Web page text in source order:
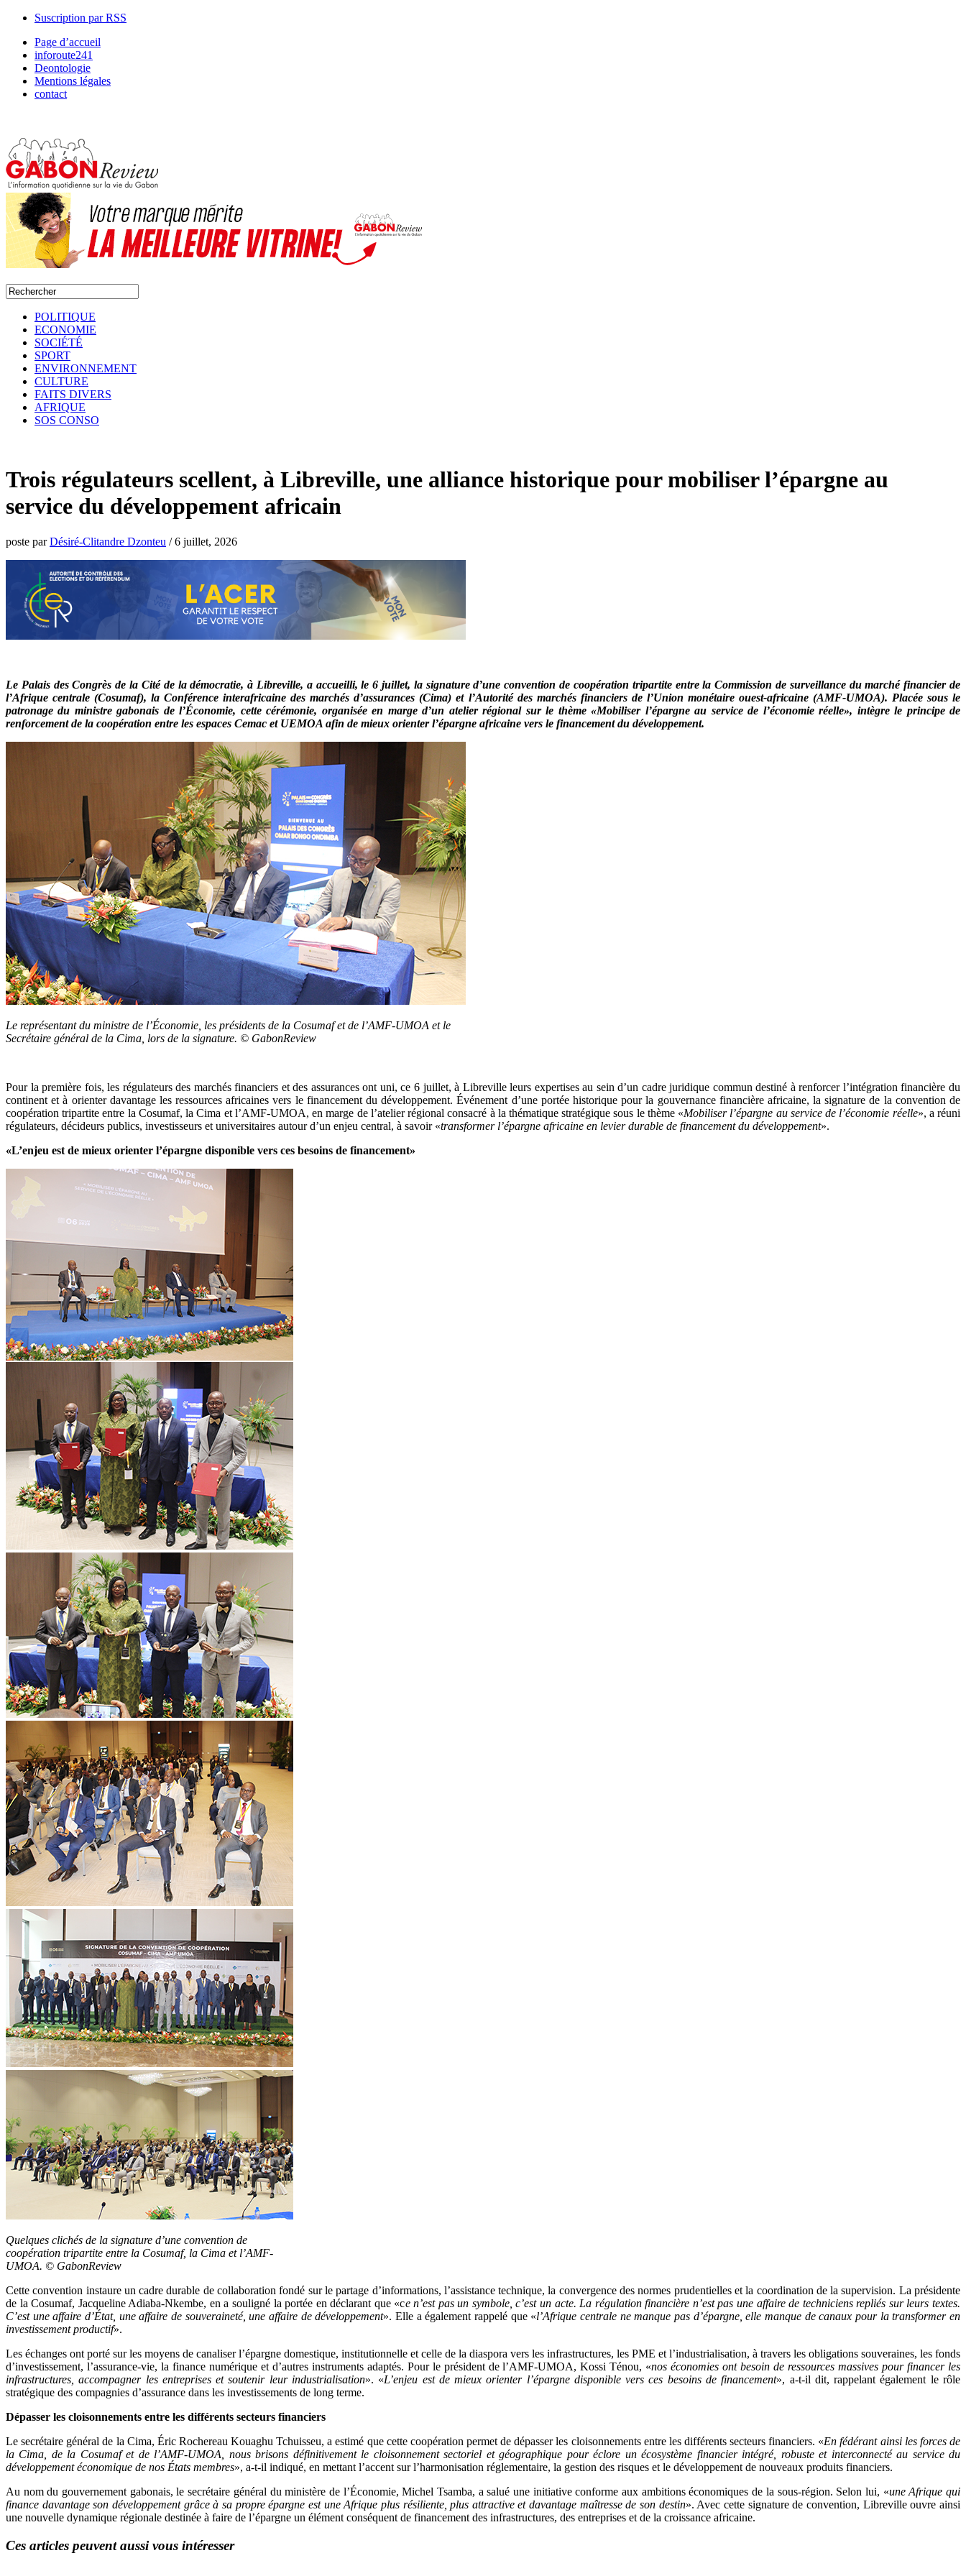
Suscription par RSS
Page d’accueil
inforoute241
Deontologie
Mentions légales
contact
POLITIQUE
ECONOMIE
SOCIÉTÉ
SPORT
ENVIRONNEMENT
CULTURE
FAITS DIVERS
AFRIQUE
SOS CONSO
Trois régulateurs scellent, à Libreville, une alliance historique pour mobiliser l’épargne au
service du développement africain
poste parDésiré-Clitandre Dzonteu /6 juillet, 2026
Le Palais des Congrès de la Cité de la démocratie, à Libreville, a accueilli, le 6 juillet, la signature d’une convention de coopération tripartite entre la Commission de surveillance du marché financier de
l’Afrique centrale (Cosumaf), la Conférence interafricaine des marchés d’assurances (Cima) et l’Autorité des marchés financiers de l’Union monétaire ouest-africaine (AMF-UMOA). Placée sous le
patronage du ministre gabonais de l’Économie, cette cérémonie, organisée en marge d’un atelier régional sur le thème «Mobiliser l’épargne au service de l’économie réelle», intègre le principe de
renforcement de la coopération entre les espaces Cemac et UEMOA afin de mieux orienter l’épargne africaine vers le financement du développement.
Le représentant du ministre de l’Économie, les présidents de la Cosumaf et de l’AMF-UMOA et le
Secrétaire général de la Cima, lors de la signature. © GabonReview
Pour la première fois, les régulateurs des marchés financiers et des assurances ont uni, ce 6 juillet, à Libreville leurs expertises au sein d’un cadre juridique commun destiné à renforcer l’intégration financière du
continent et à orienter davantage les ressources africaines vers le financement du développement. Événement d’une portée historique pour la gouvernance financière africaine, la signature de la convention de
coopération tripartite entre la Cosumaf, la Cima et l’AMF-UMOA, en marge de l’atelier régional consacré à la thématique stratégique sous le thème «Mobiliser l’épargne au service de l’économie réelle», a réuni
régulateurs, décideurs publics, investisseurs et universitaires autour d’un enjeu central, à savoir «transformer l’épargne africaine en levier durable de financement du développement».
«L’enjeu est de mieux orienter l’épargne disponible vers ces besoins de financement»
Quelques clichés de la signature d’une convention de
coopération tripartite entre la Cosumaf, la Cima et l’AMF-
UMOA. © GabonReview
Cette convention instaure un cadre durable de collaboration fondé sur le partage d’informations, l’assistance technique, la convergence des normes prudentielles et la coordination de la supervision. La présidente
de la Cosumaf, Jacqueline Adiaba-Nkembe, en a souligné la portée en déclarant que «ce n’est pas un symbole, c’est un acte. La régulation financière n’est pas une affaire de techniciens repliés sur leurs textes.
C’est une affaire d’État, une affaire de souveraineté, une affaire de développement». Elle a également rappelé que «l’Afrique centrale ne manque pas d’épargne, elle manque de canaux pour la transformer en
investissement productif».
Les échanges ont porté sur les moyens de canaliser l’épargne domestique, institutionnelle et celle de la diaspora vers les infrastructures, les PME et l’industrialisation, à travers les obligations souveraines, les fonds
d’investissement, l’assurance-vie, la finance numérique et d’autres instruments adaptés. Pour le président de l’AMF-UMOA, Kossi Ténou, «nos économies ont besoin de ressources massives pour financer les
infrastructures, accompagner les entreprises et soutenir leur industrialisation». «L’enjeu est de mieux orienter l’épargne disponible vers ces besoins de financement», a-t-il dit, rappelant également le rôle
stratégique des compagnies d’assurance dans les investissements de long terme.
Dépasser les cloisonnements entre les différents secteurs financiers
Le secrétaire général de la Cima, Éric Rochereau Kouaghu Tchuisseu, a estimé que cette coopération permet de dépasser les cloisonnements entre les différents secteurs financiers. «En fédérant ainsi les forces de
la Cima, de la Cosumaf et de l’AMF-UMOA, nous brisons définitivement le cloisonnement sectoriel et géographique pour éclore un écosystème financier intégré, robuste et interconnecté au service du
développement économique de nos États membres», a-t-il indiqué, en mettant l’accent sur l’harmonisation réglementaire, la gestion des risques et le développement de nouveaux produits financiers.
Au nom du gouvernement gabonais, le secrétaire général du ministère de l’Économie, Michel Tsamba, a salué une initiative conforme aux ambitions économiques de la sous-région. Selon lui, «une Afrique qui
finance davantage son développement grâce à sa propre épargne est une Afrique plus résiliente, plus attractive et davantage maîtresse de son destin». Avec cette signature de convention, Libreville ouvre ainsi
une nouvelle dynamique régionale destinée à faire de l’épargne un élément conséquent de financement des infrastructures, des entreprises et de la croissance africaine.
Ces articles peuvent aussi vous intéresser